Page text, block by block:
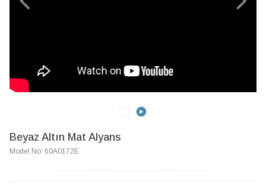
Beyaz Altın Mat Alyans
Model No: 60A0172E